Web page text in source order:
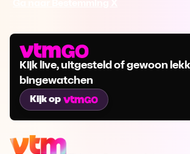
Kijk live, uitgesteld of gewoon
bingewatchen
Kijk op